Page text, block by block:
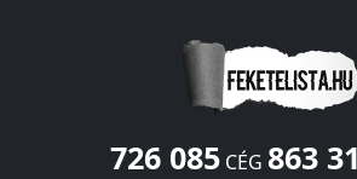
726 085CÉG 863